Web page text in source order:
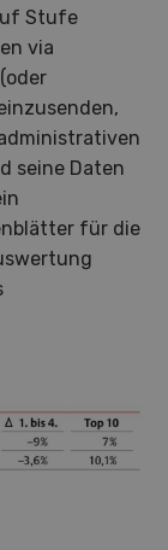
Stufe
via
seine Daten
für die